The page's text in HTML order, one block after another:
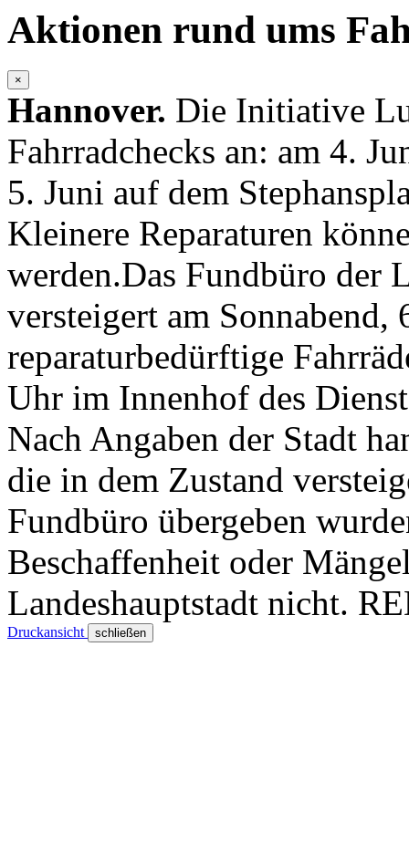
Aktionen rund ums
×
Hannover. Die Initiative
Fahrradchecks an: am 4.
5. Juni auf dem
Kleinere Reparaturen
werden.Das Fundbüro der
versteigert am
reparaturbedürftige
Uhr im Innenhof des
Nach Angaben der Stadt
die in dem Zustand
Fundbüro übergeben
Beschaffenheit oder
Landeshauptstadt nicht.
Druckansicht schließen